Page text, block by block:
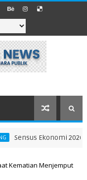
Sensus Ekonomi 2026
Kematian Menjemput